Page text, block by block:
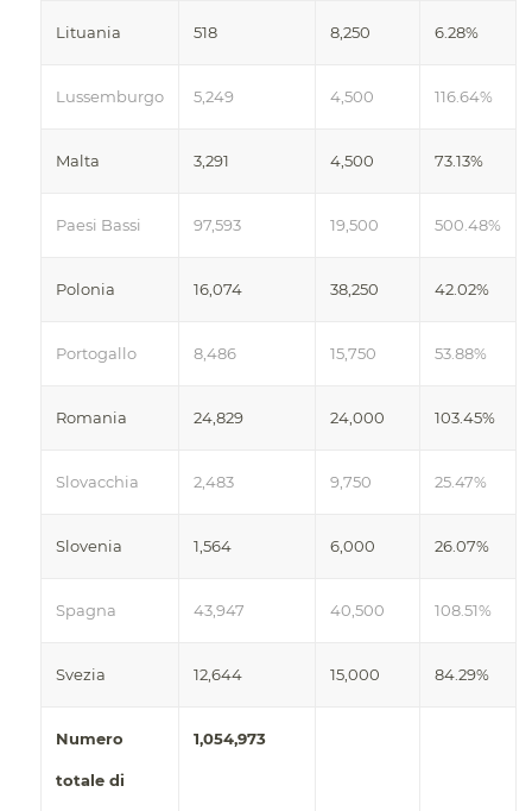
Lituania 518 8,250 6.28%
Lussemburgo 5,249 4,500 116.64%
Malta 3,291 4,500 73.13%
Paesi Bassi 97,593 19,500 500.48%
Polonia 16,074 38,250 42.02%
Portogallo 8,486 15,750 53.88%
Romania 24,829 24,000 103.45%
Slovacchia 2,483 9,750 25.47%
Slovenia 1,564 6,000 26.07%
Spagna 43,947 40,500 108.51%
Svezia 12,644 15,000 84.29%
Numero
totale di
1,054,973